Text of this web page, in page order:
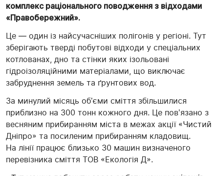
комплекс раціонального поводження з відходами
«Правобережний».
Це — один із найсучасніших полігонів у регіоні. Тут
зберігають тверді побутові відходи у спеціальних
котлованах, дно та стінки яких ізольовані
гідроізоляційними матеріалами, що виключає
забруднення земель та ґрунтових вод.
За минулий місяць обʼєми сміття збільшилися
приблизно на 300 тонн кожного дня. Це повʼязано з
весняним прибиранням міста в межах акції «Чистий
Дніпро» та посиленим прибиранням кладовищ.
На лінії працює близько 30 машин визначеного
перевізника сміття ТОВ «Екологія Д».